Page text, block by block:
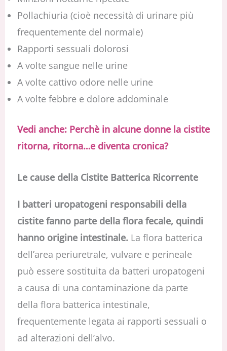
Pollachiuria (cioè necessità di urinare più
frequentemente del normale)
Rapporti sessuali dolorosi
A volte sangue nelle urine
A volte cattivo odore nelle urine
A volte febbre e dolore addominale
Vedi anche: Perchè in alcune donne la cistite
ritorna, ritorna…e diventa cronica?
Le cause della Cistite Batterica Ricorrente
I batteri uropatogeni responsabili della
cistite fanno parte della flora fecale, quindi
hanno origine intestinale.La flora batterica
dell’area periuretrale, vulvare e perineale
può essere sostituita da batteri uropatogeni
a causa di una contaminazione da parte
della flora batterica intestinale,
frequentemente legata ai rapporti sessuali o
ad alterazioni dell’alvo.